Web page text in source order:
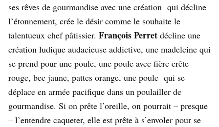
ses rêves de gourmandise avec une création qui décline
l’étonnement, crée le désir comme le souhaite le
talentueux chef pâtissier. François Perret décline une
création ludique audacieuse addictive, une madeleine qui
se prend pour une poule, une poule avec fière crête
rouge, bec jaune, pattes orange, une poule qui se
déplace en armée pacifique dans un poulailler de
gourmandise. Si on prête l’oreille, on pourrait – presque
– l’entendre caqueter, elle est prête à s’envoler pour se